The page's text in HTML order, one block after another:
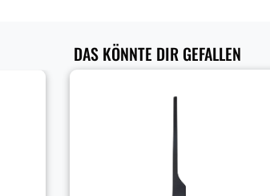
DAS KÖNNTE DIR GEFALLEN